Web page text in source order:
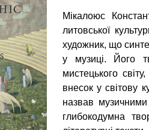
Мікалоюс
литовської
художник, що
у музиці. Його
мистецького
внесок у світову
назвав
глибокодумна